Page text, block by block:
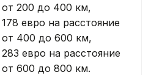
от 200 до 400 км,
178 евро на расстояние
от 400 до 600 км,
283 евро на расстояние
от 600 до 800 км.